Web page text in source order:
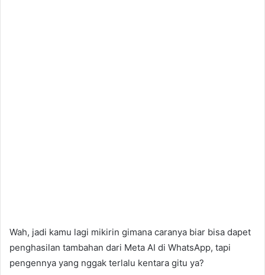
Wah, jadi kamu lagi mikirin gimana caranya biar bisa dapet
penghasilan tambahan dari Meta AI di WhatsApp, tapi
pengennya yang nggak terlalu kentara gitu ya?